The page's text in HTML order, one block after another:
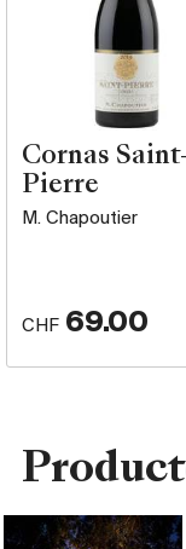
Cornas
Pierre
M. Chapoutier
CHF 69.00